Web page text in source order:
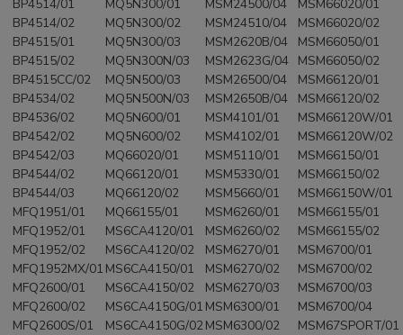
BP4514/01
BP4514/02
BP4515/01
BP4515/02
BP4515CC/02
BP4534/02
BP4536/02
BP4542/02
BP4542/03
BP4544/02
BP4544/03
MFQ1951/01
MFQ1952/01
MFQ1952/02
MFQ1952MX/01
MFQ2600/01
MFQ2600/02
MFQ2600S/01
MQ5N300/01
MQ5N300/02
MQ5N300/03
MQ5N300N/03
MQ5N500/03
MQ5N500N/03
MQ5N600/01
MQ5N600/02
MQ66020/01
MQ66120/01
MQ66120/02
MQ66155/01
MS6CA4120/01
MS6CA4120/02
MS6CA4150/01
MS6CA4150/02
MS6CA4150G/01
MS6CA4150G/02
MSM24500/04
MSM24510/04
MSM2620B/04
MSM2623G/04
MSM26500/04
MSM2650B/04
MSM4101/01
MSM4102/01
MSM5110/01
MSM5330/01
MSM5660/01
MSM6260/01
MSM6260/02
MSM6270/01
MSM6270/02
MSM6270/03
MSM6300/01
MSM6300/02
MSM66020/01
MSM66020/02
MSM66050/01
MSM66050/02
MSM66120/01
MSM66120/02
MSM66120W/01
MSM66120W/02
MSM66150/01
MSM66150/02
MSM66150W/01
MSM66155/01
MSM66155/02
MSM6700/01
MSM6700/02
MSM6700/03
MSM6700/04
MSM67SPORT/01